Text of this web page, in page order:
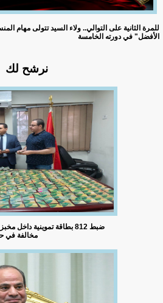
للمرة الثانية على التوالي.. ولاء السيد تتولى مهام
الأفضل" في دورته الخامسة
نرشح لك
مخالفة في